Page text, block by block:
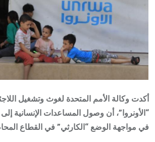
أكدت وكالة الأمم المتحدة لغوث وتشغيل
“الأونروا”، أن وصول المساعدات الإنسانية
في مواجهة الوضع “الكارثي” في القطاع